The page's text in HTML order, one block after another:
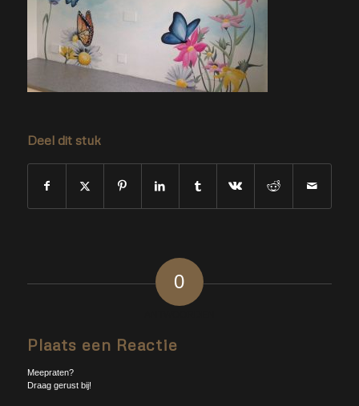
Deel dit stuk
0
Plaats een Reactie
Meepraten?
Draag gerust bij!